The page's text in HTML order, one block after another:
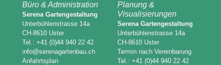
Büro & Administration
Serena Gartengestaltung
Unterbühlenstrasse 14a
CH-8610 Uster
Tel.: +41 (0)44 940 22 42
info@serenagartenbau.ch
Anfahrtsplan
Planung &
Visualisierungen
Serena Gartengestaltung
Unterbühlenstrasse 14a
CH-8610 Uster
Termin nach Vereinbarung
Tel.: +41 (0)44 940 22 42